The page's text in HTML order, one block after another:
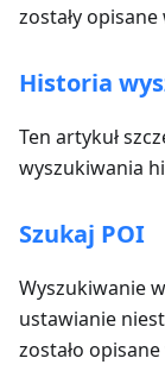
zostały
Historia
Ten artykuł
wyszukiwania
Szukaj POI
Wyszukiwanie
ustawianie
zostało